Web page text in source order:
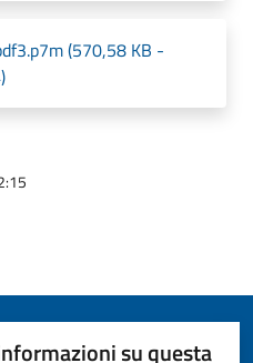
(570,58 KB -
su questa